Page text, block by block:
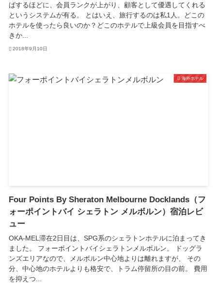
ばするほどに、会員ランクが上がり、顧客として優遇してくれる
というシステムが有る。 とはいえ、旅行するのは私1人。どこの
ホテルを使ったら良いのか？どこのホテルで上級会員を目指すべ
きか...
2018年9月10日
海外ホテル
Four Points By Sheraton Melbourne Docklands（フ
ォーポイントバイ シェラトン メルボルン）宿泊レビ
ュー
OKA-MEL滞在2日目は、SPG系のシェラトンホテルに泊まってき
ました。 フォーポイントバイシェラトンメルボルン。 ドッグラ
ンズエリアなので、メルボルン中心地よりは離れますが、 その
分、中心地のホテルよりも格安で、トラム停留所の目の前。 費用
を抑えつ...